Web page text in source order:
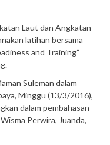
Laut dan Angkatan
latihan bersama
and Training”
Suleman dalam
Minggu (13/3/2016),
dalam pembahasan
Perwira, Juanda,